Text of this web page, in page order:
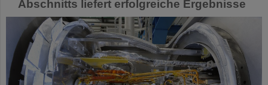
Abschnitts liefert erfolgreiche Ergebnisse